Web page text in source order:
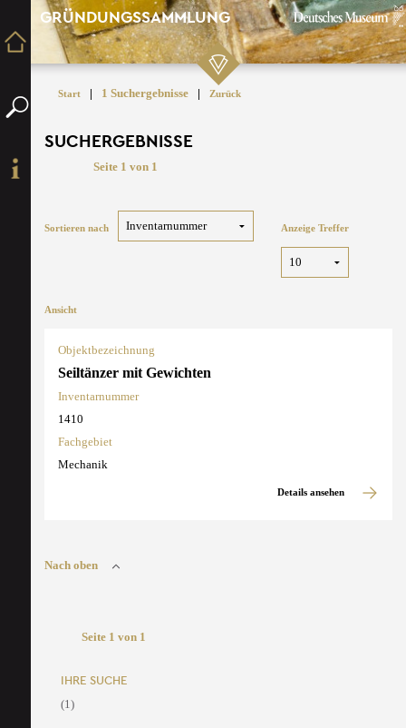
GRÜNDUNGSSAMMLUNG
Start | 1 Suchergebnisse | Zurück
SUCHERGEBNISSE
Seite 1 von 1
Sortieren nach Anzeige Treffer
Ansicht
Objektbezeichnung
Seiltänzer mit Gewichten
Inventarnummer
1410
Fachgebiet
Mechanik
Details ansehen
Nach oben
Seite 1 von 1
IHRE SUCHE
(1)